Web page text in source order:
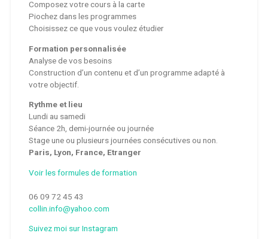
Composez votre cours à la carte
Piochez dans les programmes
Choisissez ce que vous voulez étudier
Formation personnalisée
Analyse de vos besoins
Construction d’un contenu et d’un programme adapté à
votre objectif.
Rythme et lieu
Lundi au samedi
Séance 2h, demi-journée ou journée
Stage une ou plusieurs journées consécutives ou non.
Paris, Lyon, France, Etranger
Voir les formules de formation
06 09 72 45 43
collin.info@yahoo.com
Suivez moi sur Instagram